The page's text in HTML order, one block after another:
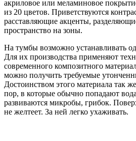
акриловое или меламиновое
из 20 цветов. Приветствуются
расставляющие акценты,
пространство на зоны.
На тумбы возможно устанавливать
Для их производства применяют
современного композитного
можно получить требуемые
Достоинством этого материала так
пор, в которые обычно попадают
развиваются микробы, грибок.
не желтеет. За ней легко ухаживать.